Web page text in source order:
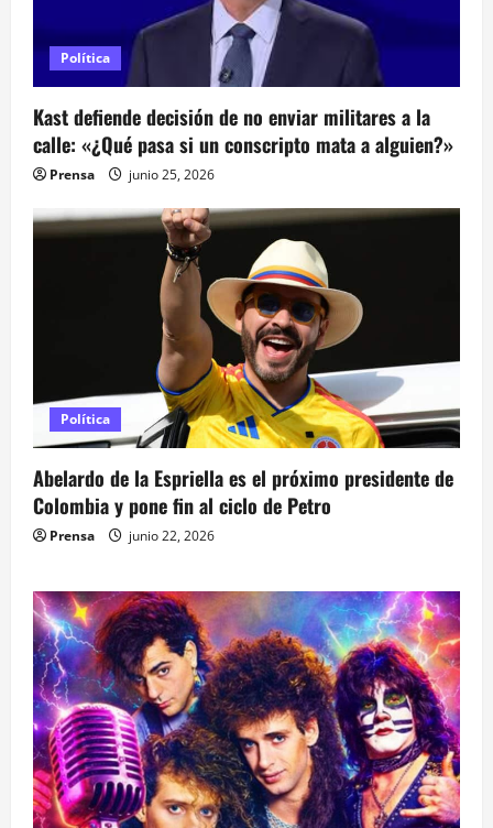
s
Política
Kast defiende decisión de no enviar militares a la
calle: «¿Qué pasa si un conscripto mata a alguien?»
Prensa junio 25, 2026
Política
Abelardo de la Espriella es el próximo presidente de
Colombia y pone fin al ciclo de Petro
Prensa junio 22, 2026